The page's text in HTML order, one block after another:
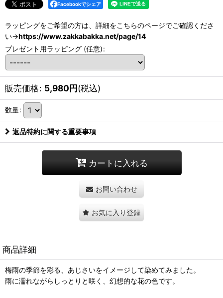
Facebookでシェア
ラッピングをご希望の方は、詳細をこちらのページでご確認くださ
い→https://www.zakkabakka.net/page/14
プレゼント用ラッピング (任意):
販売価格: 5,980円(税込)
数量:
返品特約に関する重要事項
カートに入れる
お問い合わせ
お気に入り登録
商品詳細
梅雨の季節を彩る、あじさいをイメージして染めてみました。
雨に濡れながらしっとりと咲く、幻想的な花の色です。